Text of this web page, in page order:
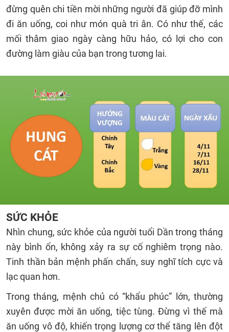
đừng quên chi tiền mời những người đã giúp đỡ mình
đi ăn uống, coi như món quà tri ân. Có như thế, các
mối thâm giao ngày càng hữu hảo, có lợi cho con
đường làm giàu của bạn trong tương lai.
SỨC KHỎE
Nhìn chung, sức khỏe của người tuổi Dần trong tháng
này bình ổn, không xảy ra sự cố nghiêm trọng nào.
Tinh thần bản mệnh phấn chấn, suy nghĩ tích cực và
lạc quan hơn.
Trong tháng, mệnh chủ có “khẩu phúc” lớn, thường
xuyên được mời ăn uống, tiệc tùng. Đừng vì thế mà
ăn uống vô độ, khiến trọng lượng cơ thể tăng lên đột